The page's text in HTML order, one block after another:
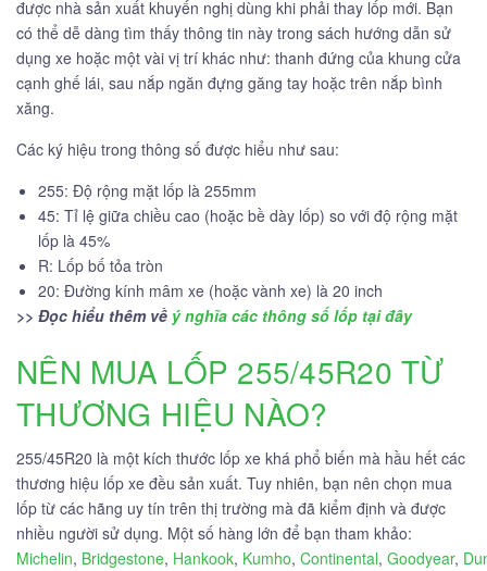
được nhà sản xuất khuyến nghị dùng khi phải thay lốp mới. Bạn
có thể dễ dàng tìm thấy thông tin này trong sách hướng dẫn sử
dụng xe hoặc một vài vị trí khác như: thanh đứng của khung cửa
cạnh ghế lái, sau nắp ngăn đựng găng tay hoặc trên nắp bình
xăng.
Các ký hiệu trong thông số được hiểu như sau:
255: Độ rộng mặt lốp là 255mm
45: Tỉ lệ giữa chiều cao (hoặc bề dày lốp) so với độ rộng mặt
lốp là 45%
R: Lốp bố tỏa tròn
20: Đường kính mâm xe (hoặc vành xe) là 20 inch
>> Đọc hiểu thêm về ý nghĩa các thông số lốp tại đây
NÊN MUA LỐP 255/45R20 TỪ
THƯƠNG HIỆU NÀO?
255/45R20 là một kích thước lốp xe khá phổ biến mà hầu hết các
thương hiệu lốp xe đều sản xuất. Tuy nhiên, bạn nên chọn mua
lốp từ các hãng uy tín trên thị trường mà đã kiểm định và được
nhiều người sử dụng. Một số hàng lớn để bạn tham khảo:
Michelin, Bridgestone, Hankook, Kumho, Continental, Goodyear,